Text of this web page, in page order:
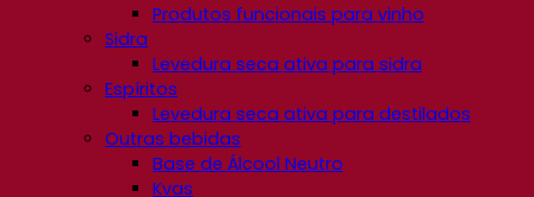
Produtos funcionais para vinho
Sidra
Levedura seca ativa para sidra
Espíritos
Levedura seca ativa para destilados
Outras bebidas
Base de Álcool Neutro
Kvas